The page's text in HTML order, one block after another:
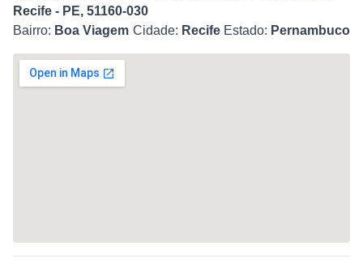
Recife - PE, 51160-030
Bairro: Boa Viagem Cidade: Recife Estado: Pernambuco